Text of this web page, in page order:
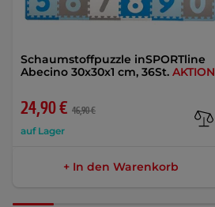
Schaumstoffpuzzle inSPORTline
Abecino 30x30x1 cm, 36St. AKTION
24,90 € 46,90 €
auf Lager
+ In den Warenkorb